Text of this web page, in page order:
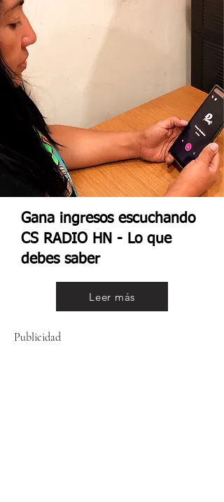
Gana ingresos escuchando
CS RADIO HN - Lo que
debes saber
Leer más
Publicidad